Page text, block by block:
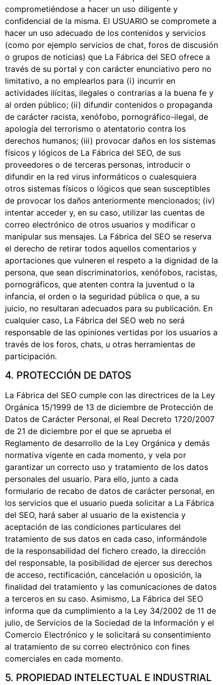
comprometiéndose a hacer un uso diligente y
confidencial de la misma. El USUARIO se compromete a
hacer un uso adecuado de los contenidos y servicios
(como por ejemplo servicios de chat, foros de discusión
o grupos de noticias) que La Fábrica del SEO ofrece a
través de su portal y con carácter enunciativo pero no
limitativo, a no emplearlos para (i) incurrir en
actividades ilícitas, ilegales o contrarias a la buena fe y
al orden público; (ii) difundir contenidos o propaganda
de carácter racista, xenófobo, pornográfico-ilegal, de
apología del terrorismo o atentatorio contra los
derechos humanos; (iii) provocar daños en los sistemas
físicos y lógicos de La Fábrica del SEO, de sus
proveedores o de terceras personas, introducir o
difundir en la red virus informáticos o cualesquiera
otros sistemas físicos o lógicos que sean susceptibles
de provocar los daños anteriormente mencionados; (iv)
intentar acceder y, en su caso, utilizar las cuentas de
correo electrónico de otros usuarios y modificar o
manipular sus mensajes. La Fábrica del SEO se reserva
el derecho de retirar todos aquellos comentarios y
aportaciones que vulneren el respeto a la dignidad de la
persona, que sean discriminatorios, xenófobos, racistas,
pornográficos, que atenten contra la juventud o la
infancia, el orden o la seguridad pública o que, a su
juicio, no resultaran adecuados para su publicación. En
cualquier caso, La Fábrica del SEO web no será
responsable de las opiniones vertidas por los usuarios a
través de los foros, chats, u otras herramientas de
participación.
4. PROTECCIÓN DE DATOS
La Fábrica del SEO cumple con las directrices de la Ley
Orgánica 15/1999 de 13 de diciembre de Protección de
Datos de Carácter Personal, el Real Decreto 1720/2007
de 21 de diciembre por el que se aprueba el
Reglamento de desarrollo de la Ley Orgánica y demás
normativa vigente en cada momento, y vela por
garantizar un correcto uso y tratamiento de los datos
personales del usuario. Para ello, junto a cada
formulario de recabo de datos de carácter personal, en
los servicios que el usuario pueda solicitar a La Fábrica
del SEO, hará saber al usuario de la existencia y
aceptación de las condiciones particulares del
tratamiento de sus datos en cada caso, informándole
de la responsabilidad del fichero creado, la dirección
del responsable, la posibilidad de ejercer sus derechos
de acceso, rectificación, cancelación u oposición, la
finalidad del tratamiento y las comunicaciones de datos
a terceros en su caso. Asimismo, La Fábrica del SEO
informa que da cumplimiento a la Ley 34/2002 de 11 de
julio, de Servicios de la Sociedad de la Información y el
Comercio Electrónico y le solicitará su consentimiento
al tratamiento de su correo electrónico con fines
comerciales en cada momento.
5. PROPIEDAD INTELECTUAL E INDUSTRIAL